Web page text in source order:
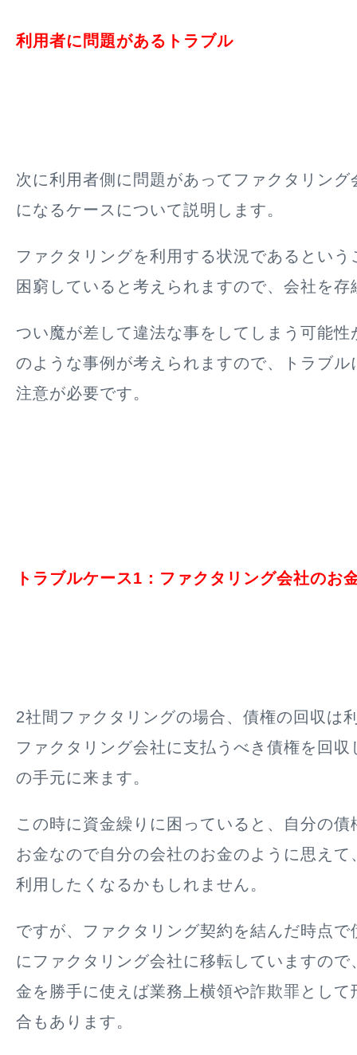
利用者に問題があるトラブル
次に利用者側に問題があってファクタリング
になるケースについて説明します。
ファクタリングを利用する状況であるとい
困窮していると考えられますので、会社を
つい魔が差して違法な事をしてしまう可能性
のような事例が考えられますので、トラブル
注意が必要です。
トラブルケース1：ファクタリング会社のお
2社間ファクタリングの場合、債権の回収は
ファクタリング会社に支払うべき債権を回
の手元に来ます。
この時に資金繰りに困っていると、自分の
お金なので自分の会社のお金のように思え
利用したくなるかもしれません。
ですが、ファクタリング契約を結んだ時点で
にファクタリング会社に移転していますので
金を勝手に使えば業務上横領や詐欺罪として
合もあります。